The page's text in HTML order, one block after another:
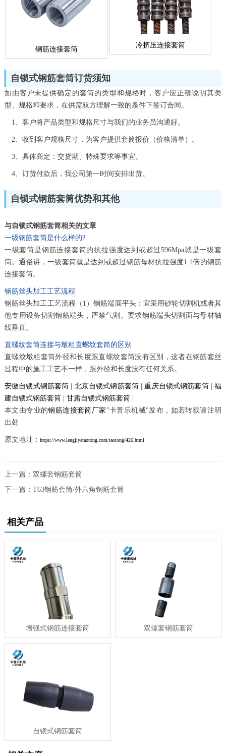
钢筋连接套筒
冷挤压连接套筒
自锁式钢筋套筒订货须知
如由客户未提供确定的套筒的类型和规格时，客户应正确说明其类
型、规格和要求，在供需双方理解一致的条件下签订合同。
1、客户将产品类型和规格尺寸与我们的业务员沟通好。
2、收到客户规格尺寸，为客户提供套筒报价（价格清单）。
3、具体商定：交货期、特殊要求等事宜。
4、订货付款后，我公司第一时间安排出货。
自锁式钢筋套筒优势和其他
与自锁式钢筋套筒相关的文章
一级钢筋套筒是什么样的?
一级套筒是钢筋连接套筒的抗拉强度达到或超过596Mpa就是一级套
筒。通俗讲，一级套筒就是达到或超过钢筋母材抗拉强度1.1倍的钢筋
连接套筒。
钢筋丝头加工工艺流程
钢筋丝头加工工艺流程（1）钢筋端面平头：宜采用砂轮切割机或者其
他专用设备切割钢筋端头，严禁气割。要求钢筋端头切割面与母材轴
线垂直。
直螺纹套筒连接与墩粗直螺纹套筒的区别
直螺纹墩粗套筒外径和长度跟直螺纹套筒没有区别，这者在钢筋套丝
过程中的施工工艺不一样，跟外径和长度没有任何关系。
安徽自锁式钢筋套筒 北京自锁式钢筋套筒 |重庆自锁式钢筋套筒|福
建自锁式钢筋套筒| 甘肃自锁式钢筋套筒|
本文由专业的钢筋连接套筒厂家 "卡普乐机械"发布，如若转载请注明
出处
原文地址： https://www.lengjiyataotong.com/taotong/426.html
上一篇： 双螺套钢筋套筒
下一篇： T63钢筋套筒/外六角钢筋套筒
相关产品
增强式钢筋连接套筒 双螺套钢筋套筒
自锁式钢筋套筒